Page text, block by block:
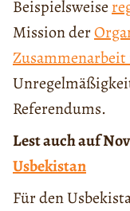
Beispielsweise
Mission der
Zusammenarbeit
Referendums.
Lest auch auf
Usbekistan
Für den